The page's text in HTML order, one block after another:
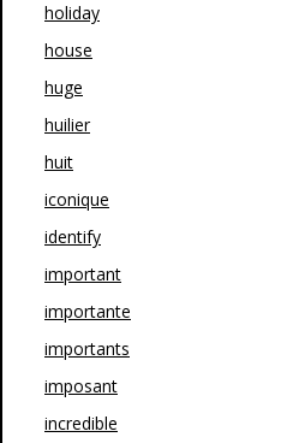
holiday
house
huge
huilier
huit
iconique
identify
important
importante
importants
imposant
incredible